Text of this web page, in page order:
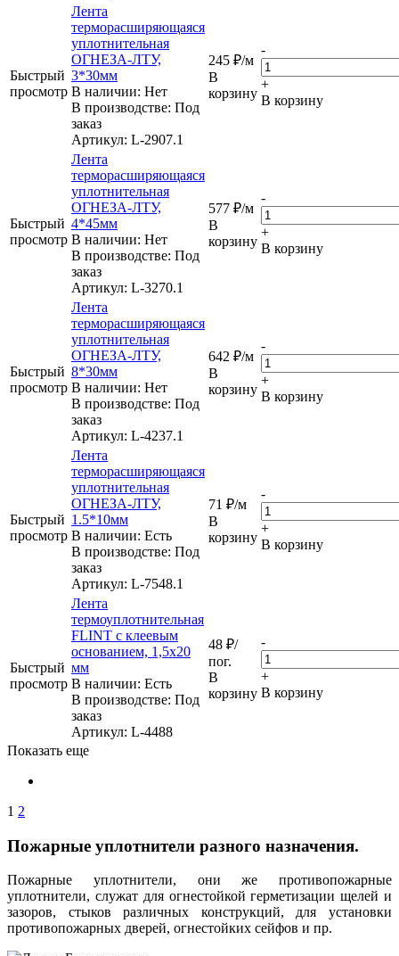
Быстрый
просмотр
Лента
терморасширяющаяся
уплотнительная
ОГНЕЗА-ЛТУ,
3*30мм
В наличии: Нет
В производстве: Под
заказ
Артикул: L-2907.1
245 ₽/м
В
корзину
-
+
В корзину
Быстрый
просмотр
Лента
терморасширяющаяся
уплотнительная
ОГНЕЗА-ЛТУ,
4*45мм
В наличии: Нет
В производстве: Под
заказ
Артикул: L-3270.1
577 ₽/м
В
корзину
-
+
В корзину
Быстрый
просмотр
Лента
терморасширяющаяся
уплотнительная
ОГНЕЗА-ЛТУ,
8*30мм
В наличии: Нет
В производстве: Под
заказ
Артикул: L-4237.1
642 ₽/м
В
корзину
-
+
В корзину
Быстрый
просмотр
Лента
терморасширяющаяся
уплотнительная
ОГНЕЗА-ЛТУ,
1.5*10мм
В наличии: Eсть
В производстве: Под
заказ
Артикул: L-7548.1
71 ₽/м
В
корзину
-
+
В корзину
Быстрый
просмотр
Лента
термоуплотнительная
FLINT с клеевым
основанием, 1,5х20
мм
В наличии: Eсть
В производстве: Под
заказ
Артикул: L-4488
48 ₽/
пог.
В
корзину
-
+
В корзину
Показать еще
1 2
Пожарные уплотнители разного назначения.
Пожарные уплотнители, они же противопожарные
уплотнители, служат для огнестойкой герметизации щелей и
зазоров, стыков различных конструкций, для установки
противопожарных дверей, огнестойких сейфов и пр.